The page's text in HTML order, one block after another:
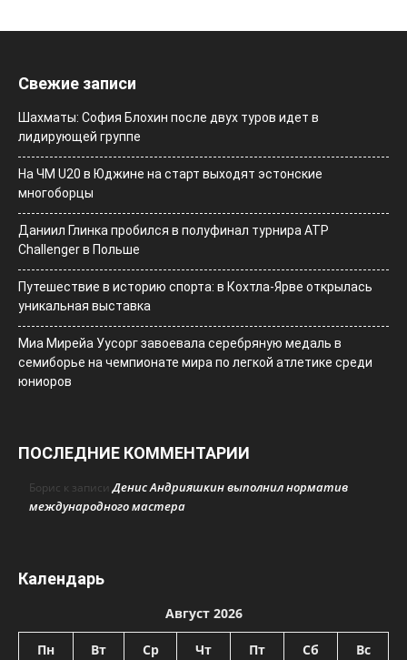
Свежие записи
Шахматы: София Блохин после двух туров идет в
лидирующей группе
На ЧМ U20 в Юджине на старт выходят эстонские
многоборцы
Даниил Глинка пробился в полуфинал турнира ATP
Challenger в Польше
Путешествие в историю спорта: в Кохтла-Ярве открылась
уникальная выставка
Миа Мирейа Уусорг завоевала серебряную медаль в
семиборье на чемпионате мира по легкой атлетике среди
юниоров
ПОСЛЕДНИЕ КОММЕНТАРИИ
Борис к записиДенис Андрияшкин выполнил норматив
международного мастера
Календарь
Август 2026
Пн Вт Ср Чт Пт Сб Вс